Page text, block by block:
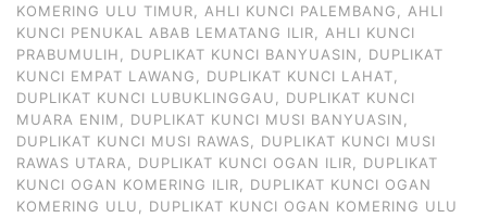
KOMERING ULU TIMUR, AHLI KUNCI PALEMBANG, AHLI
KUNCI PENUKAL ABAB LEMATANG ILIR, AHLI KUNCI
PRABUMULIH, DUPLIKAT KUNCI BANYUASIN, DUPLIKAT
KUNCI EMPAT LAWANG, DUPLIKAT KUNCI LAHAT,
DUPLIKAT KUNCI LUBUKLINGGAU, DUPLIKAT KUNCI
MUARA ENIM, DUPLIKAT KUNCI MUSI BANYUASIN,
DUPLIKAT KUNCI MUSI RAWAS, DUPLIKAT KUNCI MUSI
RAWAS UTARA, DUPLIKAT KUNCI OGAN ILIR, DUPLIKAT
KUNCI OGAN KOMERING ILIR, DUPLIKAT KUNCI OGAN
KOMERING ULU, DUPLIKAT KUNCI OGAN KOMERING ULU